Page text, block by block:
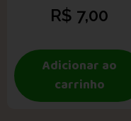
R$ 7,00
Adicionar ao
carrinho